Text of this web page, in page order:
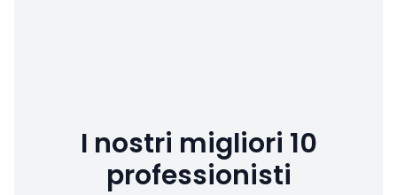
I nostri migliori 10
professionisti